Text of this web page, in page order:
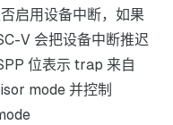
启用设备中断，如果
V 会把设备中断推迟
位表示 trap 来自
mode 并控制